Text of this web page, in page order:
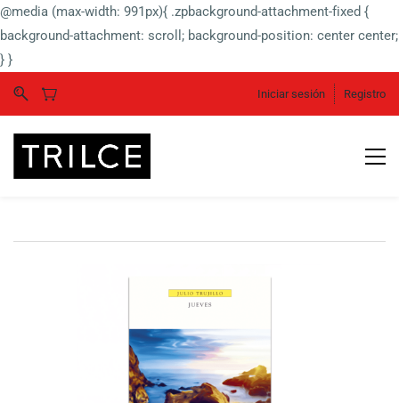
@media (max-width: 991px){ .zpbackground-attachment-fixed {
background-attachment: scroll; background-position: center center;
} }
Iniciar sesión Registro